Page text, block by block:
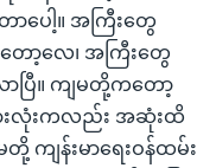
ပေါ့။ အကြီးတွေ
တော့လေ၊ အကြီးတွေ
ပြီ။ ကျမတို့ကတော့
းလုံးကလည်း အဆုံးထိ
ကျန်းမာရေးဝန်ထမ်း